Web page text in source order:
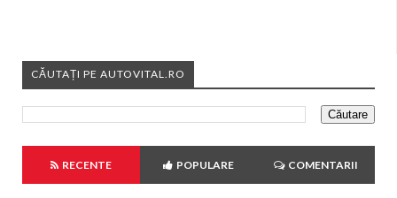
CĂUTAȚI PE AUTOVITAL.RO
RECENTE POPULARE COMENTARII